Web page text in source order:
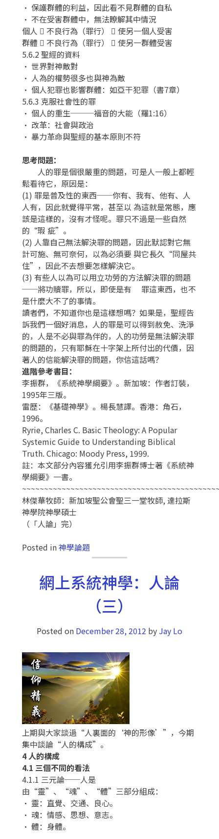
• 保護群體的利益，因此看不見群體的自私
• 不在受害群體中，無法瞭解其中情況
個人  不良行為（罪行）  使另一個人受害
群體  不良行為（罪行）  使另一群體受害
5.6.2 聖經的資料
• 世界對神敵對
• 人為的權勢很多也與神為敵
• 個人犯罪也影響群體：如亞干犯罪（書7章）
5.6.3 克服社會性的罪
• 個人的重生───福音的大能（羅1:16）
• 改革：社會與政治
• 暴力革命與聖經的基本原則不符
思考問題：
人的罪是個很嚴重的問題，可是人一般上都輕
鬆看待它，原因是：
(1) 罪是普及性的東西──你有、我有、他有、人
人有，因此就覺得平常，甚至以 為這就是常態，應
該是這樣的，沒有才怪呢。罪只不過是一些自然
的“瑕 疵”。
(2) 人靠自己無法解決罪的問題，因此默認對它無
計可施、無可奈何，以為必須要 與它長久“同屋共
住”，因此不去想要怎樣解決它。
(3) 有些人以為可以用立功勞的方法解決罪的問題
──將功贖罪，所以，即使是有 罪這東西，也不
是什麼大不了的事情。
讀者們，不知道你也是這樣想嗎？如果是，聖經告
訴我們一個好消息，人的罪是可以得到赦免、洗淨
的，人是不必與罪為伴的，人的功勞是無法解決罪
的問題的，只有耶穌在十字架上所付出的代價，因
著人的信能解決罪的問題，你信這話嗎？
進階參考書目：
李振群，《系統神學綱要》。新加坡：作者訂裝，
1995年三版。
雷歷：《基礎神學》。楊長慧譯。香港：角石，
1996。
Ryrie, Charles C. Basic Theology: A Popular
Systemic Guide to Understanding Biblical
Truth. Chicago: Moody Press, 1999.
註：本文部分內容獲允引用李振群博士著《系統神
學綱要》一書。
林傑華牧師：新加坡聖公會聖三一堂牧師, 達拉斯
神學院神學碩士
（「人論」完）
Posted in神學論題
網上系統神學：人論
（三）
Posted on December 28, 2012 by Jay Lo
上期與大家談過“人裏面的‘神的形像’”，今期
集中談論“人的構成”。
4 人的構成
4.1 三個不同的看法
4.1.1 三元論──人是
由“靈”、“魂”、“體”三部分組成：
• 靈：直覺、交通、良心。
• 魂：情感、思想、意志。
• 體：身體。